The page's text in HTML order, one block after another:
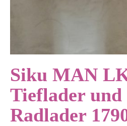
Siku MAN
Tieflader und
Radlader